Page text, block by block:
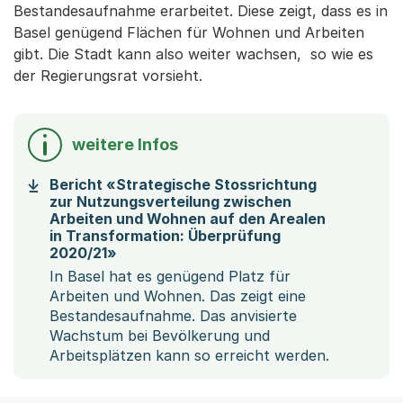
Bestandesaufnahme erarbeitet. Diese zeigt, dass es in
Basel genügend Flächen für Wohnen und Arbeiten
gibt. Die Stadt kann also weiter wachsen, so wie es
der Regierungsrat vorsieht.
weitere Infos
Bericht «Strategische Stossrichtung
zur Nutzungsverteilung zwischen
Arbeiten und Wohnen auf den Arealen
in Transformation: Überprüfung
2020/21»
In Basel hat es genügend Platz für
Arbeiten und Wohnen. Das zeigt eine
Bestandesaufnahme. Das anvisierte
Wachstum bei Bevölkerung und
Arbeitsplätzen kann so erreicht werden.